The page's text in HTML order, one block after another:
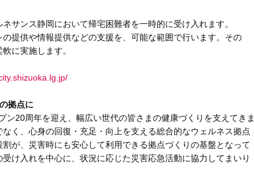
サンス静岡において帰宅困難者を一時的に受け入れます。
提供や情報提供などの支援を、可能な範囲で行います。その
に実施します。
拠点に
ン20周年を迎え、幅広い世代の皆さまの健康づくりを支えてきま
く、心身の回復・充足・向上を支える総合的なウェルネス拠点
が、災害時にも安心して利用できる拠点づくりの基盤となって
け入れを中心に、状況に応じた災害応急活動に協力してまいり